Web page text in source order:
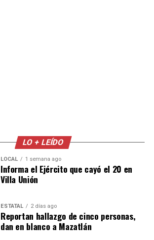
LO + LEÍDO
LOCAL 1 semana ago
Informa el Ejército que cayó el 20 en
Villa Unión
ESTATAL 2 días ago
Reportan hallazgo de cinco personas,
dan en blanco a Mazatlán